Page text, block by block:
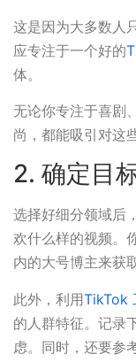
这是因为大多数人
应专注于一个好的
体。
无论你专注于喜剧
尚，都能吸引对这
2. 确定目
选择好细分领域后
欢什么样的视频。
内的大号博主来获
此外，利用TikTok
的人群特征。记录
虑。同时，还要参